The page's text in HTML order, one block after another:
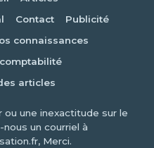
Contact
Publicité
connaissances
articles
une inexactitude sur le
un courriel à
Merci.